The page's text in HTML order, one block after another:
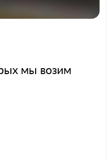
мы возим